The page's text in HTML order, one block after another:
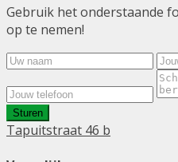
Gebruik het onderstaande
op te nemen!
Sturen
Tapuitstraat 46 b